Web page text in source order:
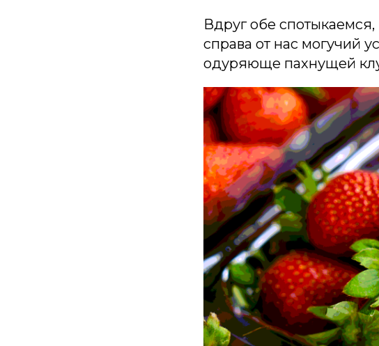
Вдруг обе спотыкаемся,
справа от нас могучий
одуряюще пахнущей